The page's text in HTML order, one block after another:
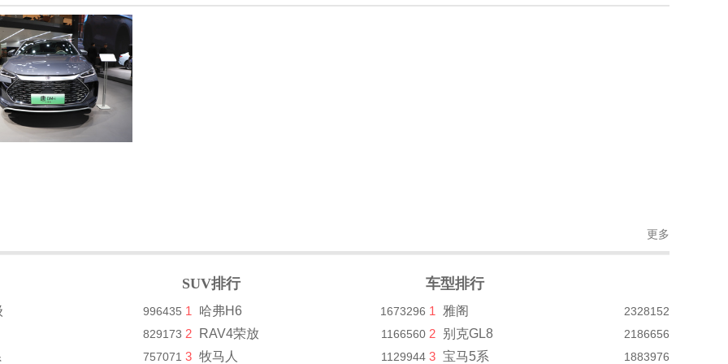
更多
996435
829173
757071
SUV排行
1 哈弗H6 1673296
2 RAV4荣放 1166560
3 牧马人 1129944
车型排行
1 雅阁 2328152
2 别克GL8 2186656
3 宝马5系 1883976